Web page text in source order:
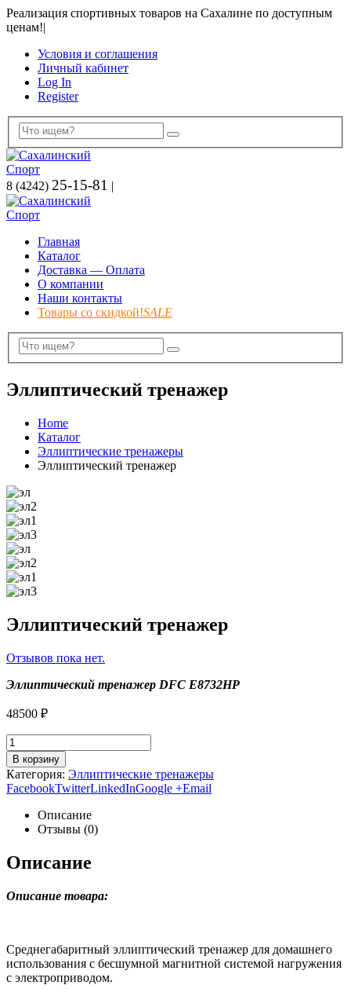
Реализация спортивных товаров на Сахалине по доступным
ценам!|
Условия и соглашения
Личный кабинет
Log In
Register
8 (4242) 25-15-81 |
Главная
Каталог
Доставка — Оплата
О компании
Наши контакты
Товары со скидкой!SALE
Эллиптический тренажер
Home
Каталог
Эллиптические тренажеры
Эллиптический тренажер
Эллиптический тренажер
Отзывов пока нет.
Эллиптический тренажер DFC E8732HP
48500 ₽
В корзину
Категория: Эллиптические тренажеры
FacebookTwitterLinkedInGoogle +Email
Описание
Отзывы (0)
Описание
Описание товара:
Среднегабаритный эллиптический тренажер для домашнего
использования с бесшумной магнитной системой нагружения
с электроприводом.